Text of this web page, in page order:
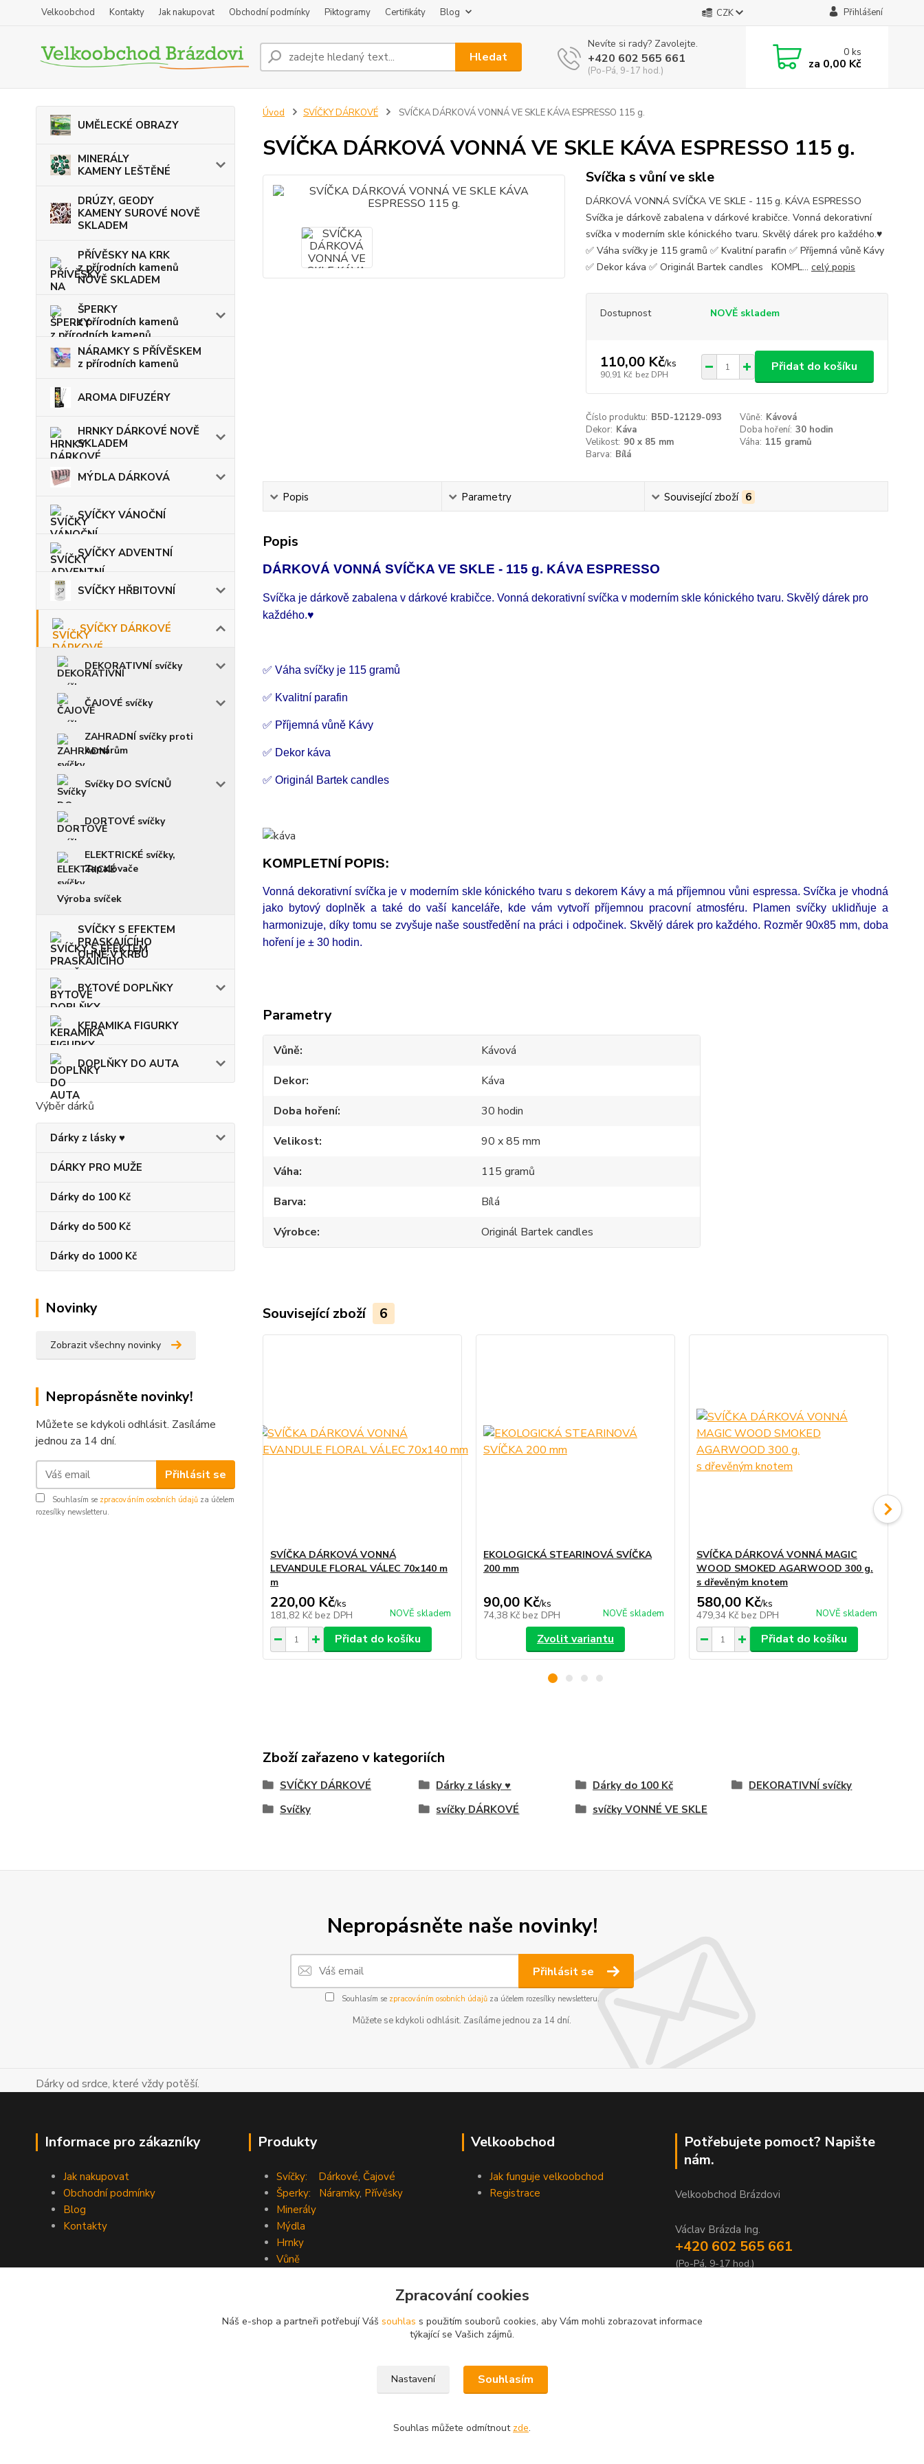
Velkoobchod Kontakty Jak nakupovat Obchodní podmínky Piktogramy Certifikáty Blog CZK Přihlášení
Hledat
Nevíte si rady? Zavolejte.
+420 602 565 661
(Po-Pá, 9-17 hod.)
0ks
za 0,00 Kč
UMĚLECKÉ OBRAZY
MINERÁLY
KAMENY LEŠTĚNÉ
DRÚZY, GEODY
KAMENY SUROVÉ NOVĚ
SKLADEM
PŘÍVĚSKY NA KRK
z přírodních kamenů
NOVĚ SKLADEM
ŠPERKY
z přírodních kamenů
NÁRAMKY S PŘÍVĚSKEM
z přírodních kamenů
AROMA DIFUZÉRY
HRNKY DÁRKOVÉ NOVĚ
SKLADEM
MÝDLA DÁRKOVÁ
SVÍČKY VÁNOČNÍ
SVÍČKY ADVENTNÍ
SVÍČKY HŘBITOVNÍ
SVÍČKY DÁRKOVÉ
DEKORATIVNÍ svíčky
ČAJOVÉ svíčky
ZAHRADNÍ svíčky proti
komárům
Svíčky DO SVÍCNŮ
DORTOVÉ svíčky
ELEKTRICKÉ svíčky,
Zapalovače
Výroba svíček
SVÍČKY S EFEKTEM
PRASKAJÍCÍHO
OHNĚ V KRBU
BYTOVÉ DOPLŇKY
KERAMIKA FIGURKY
DOPLŇKY DO AUTA
Výběr dárků
Dárky z lásky ♥
DÁRKY PRO MUŽE
Dárky do 100 Kč
Dárky do 500 Kč
Dárky do 1000 Kč
Novinky
Zobrazit všechny novinky
Nepropásněte novinky!
Můžete se kdykoli odhlásit. Zasíláme
jednou za 14 dní.
Přihlásit se
Souhlasím se zpracováním osobních údajů za účelem
rozesílky newsletteru.
Úvod SVÍČKY DÁRKOVÉ SVÍČKA DÁRKOVÁ VONNÁ VE SKLE KÁVA ESPRESSO 115 g.
SVÍČKA DÁRKOVÁ VONNÁ VE SKLE KÁVA ESPRESSO 115 g.
Svíčka s vůní ve skle
DÁRKOVÁ VONNÁ SVÍČKA VE SKLE - 115 g. KÁVA ESPRESSO
Svíčka je dárkově zabalena v dárkové krabičce. Vonná dekorativní
svíčka v moderním skle kónického tvaru. Skvělý dárek pro každého.♥
✅ Váha svíčky je 115 gramů ✅ Kvalitní parafin ✅ Příjemná vůně Kávy
✅ Dekor káva ✅ Originál Bartek candles KOMPL... celý popis
Dostupnost NOVĚ skladem
110,00 Kč/ks
90,91 Kč bez DPH
Přidat do košíku
Číslo produktu: B5D-12129-093 Vůně: Kávová
Dekor: Káva Doba hoření: 30 hodin
Velikost: 90 x 85 mm Váha: 115 gramů
Barva: Bílá
Popis Parametry Související zboží 6
Popis
DÁRKOVÁ VONNÁ SVÍČKA VE SKLE - 115 g. KÁVA ESPRESSO
Svíčka je dárkově zabalena v dárkové krabičce. Vonná dekorativní svíčka v moderním skle kónického tvaru. Skvělý dárek pro
každého.♥
✅ Váha svíčky je 115 gramů
✅ Kvalitní parafin
✅ Příjemná vůně Kávy
✅ Dekor káva
✅ Originál Bartek candles
KOMPLETNÍ POPIS:
Vonná dekorativní svíčka je v moderním skle kónického tvaru s dekorem Kávy a má příjemnou vůni espressa. Svíčka je vhodná
jako bytový doplněk a také do vaší kanceláře, kde vám vytvoří příjemnou pracovní atmosféru. Plamen svíčky uklidňuje a
harmonizuje, díky tomu se zvyšuje naše soustředění na práci i odpočinek. Skvělý dárek pro každého. Rozměr 90x85 mm, doba
hoření je ± 30 hodin.
Parametry
Vůně
Kávová
Dekor
Káva
Doba hoření
30 hodin
Velikost
90 x 85 mm
Váha
115 gramů
Barva
Bílá
Výrobce
Originál Bartek candles
Související zboží 6
SVÍČKA DÁRKOVÁ VONNÁ
LEVANDULE FLORAL VÁLEC 70x140 m
m
220,00 Kč/ks
181,82 Kč bez DPH NOVĚ skladem
Přidat do košíku
EKOLOGICKÁ STEARINOVÁ SVÍČKA
200 mm
90,00 Kč/ks
74,38 Kč bez DPH NOVĚ skladem
Zvolit variantu
SVÍČKA DÁRKOVÁ VONNÁ MAGIC
WOOD SMOKED AGARWOOD 300 g.
s dřevěným knotem
580,00 Kč/ks
479,34 Kč bez DPH NOVĚ skladem
Přidat do košíku
Zboží zařazeno v kategoriích
SVÍČKY DÁRKOVÉ Dárky z lásky ♥ Dárky do 100 Kč
DEKORATIVNÍ svíčky
Svíčky
svíčky DÁRKOVÉ svíčky VONNÉ VE SKLE
Nepropásněte naše novinky!
Přihlásit se
Souhlasím se zpracováním osobních údajůza účelem rozesílky newsletteru.
Můžete se kdykoli odhlásit. Zasíláme jednou za 14 dní.
Dárky od srdce, které vždy potěší.
Informace pro zákazníky
Jak nakupovat
Obchodní podmínky
Blog
Kontakty
Produkty
Svíčky: Dárkové, Čajové
Šperky:
Náramky, Přívěsky
Minerály
Mýdla
Hrnky
Vůně
Velkoobchod
Jak funguje velkoobchod
Registrace
Potřebujete pomoct? Napište
nám.
Velkoobchod Brázdovi
Václav Brázda Ing.
+420 602 565 661
(Po-Pá, 9-17 hod.)
Zpracování cookies
Náš e-shop a partneři potřebují Váš souhlas s použitím souborů cookies, aby Vám mohli zobrazovat informace
týkající se Vašich zájmů.
Nastavení Souhlasím
Souhlas můžete odmítnout zde.